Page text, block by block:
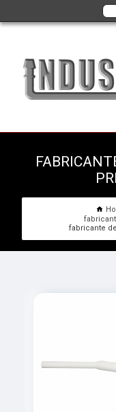
fabricante